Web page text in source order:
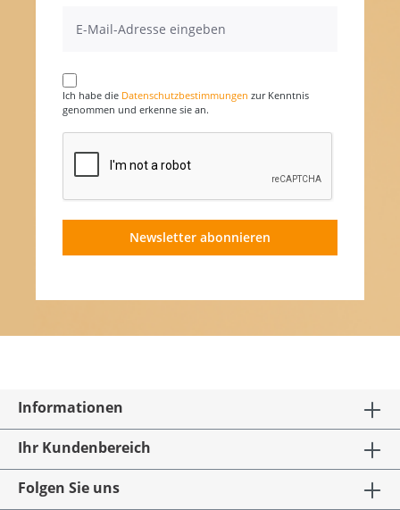
Ich habe die Datenschutzbestimmungen zur Kenntnis
genommen und erkenne sie an.
Newsletter abonnieren
Informationen
Ihr Kundenbereich
Folgen Sie uns